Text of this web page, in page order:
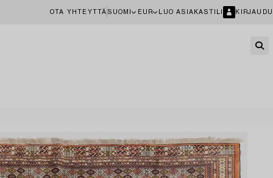
OTA YHTEYTTÄ SUOMI EUR LUO ASIAKASTILI KIRJAUDU